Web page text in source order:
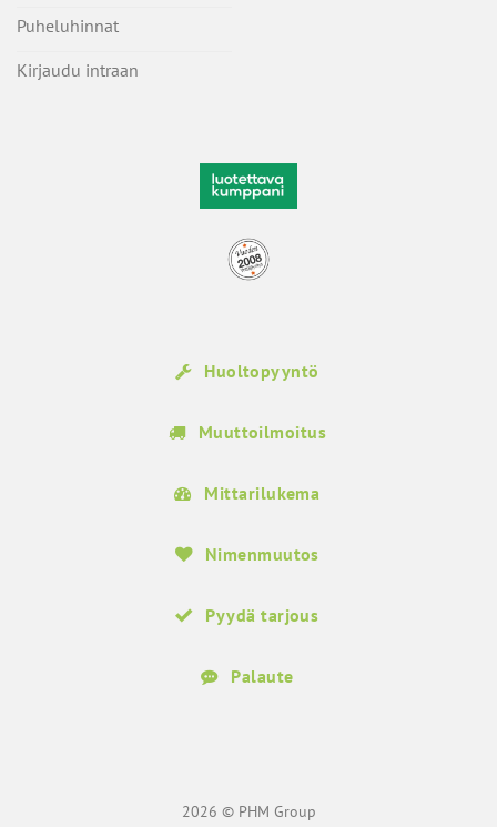
Puheluhinnat
Kirjaudu intraan
Huoltopyyntö
Muuttoilmoitus
Mittarilukema
Nimenmuutos
Pyydä tarjous
Palaute
2026 © PHM Group